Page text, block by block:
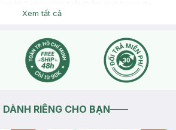
Xem tất cả
DÀNH RIÊNG CHO BẠN